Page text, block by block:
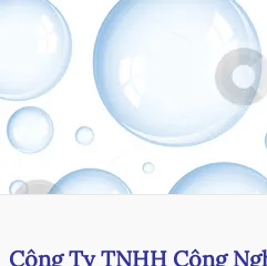
Công Ty TNHH Công